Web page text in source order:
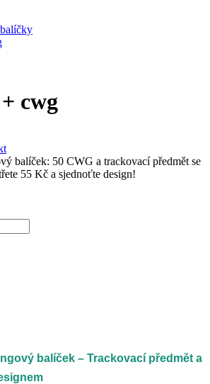
cwg
balíček: 50 CWG a trackovací předmět se
55 Kč a sjednoťte design!
balíček – Trackovací předmět a